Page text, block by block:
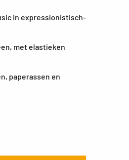
in expressionistisch-
met elastieken
paperassen en